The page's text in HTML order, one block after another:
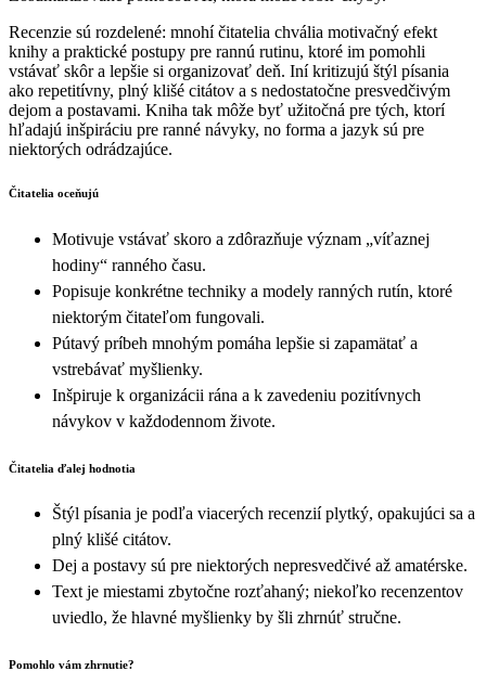
Recenzie sú rozdelené: mnohí čitatelia chvália motivačný efekt
knihy a praktické postupy pre rannú rutinu, ktoré im pomohli
vstávať skôr a lepšie si organizovať deň. Iní kritizujú štýl písania
ako repetitívny, plný klišé citátov a s nedostatočne presvedčivým
dejom a postavami. Kniha tak môže byť užitočná pre tých, ktorí
hľadajú inšpiráciu pre ranné návyky, no forma a jazyk sú pre
niektorých odrádzajúce.
Čitatelia oceňujú
Motivuje vstávať skoro a zdôrazňuje význam „víťaznej
hodiny“ ranného času.
Popisuje konkrétne techniky a modely ranných rutín, ktoré
niektorým čitateľom fungovali.
Pútavý príbeh mnohým pomáha lepšie si zapamätať a
vstrebávať myšlienky.
Inšpiruje k organizácii rána a k zavedeniu pozitívnych
návykov v každodennom živote.
Čitatelia ďalej hodnotia
Štýl písania je podľa viacerých recenzií plytký, opakujúci sa a
plný klišé citátov.
Dej a postavy sú pre niektorých nepresvedčivé až amatérske.
Text je miestami zbytočne rozťahaný; niekoľko recenzentov
uviedlo, že hlavné myšlienky by šli zhrnúť stručne.
Pomohlo vám zhrnutie?